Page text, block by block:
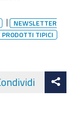
NEWSLETTER
PRODOTTI TIPICI